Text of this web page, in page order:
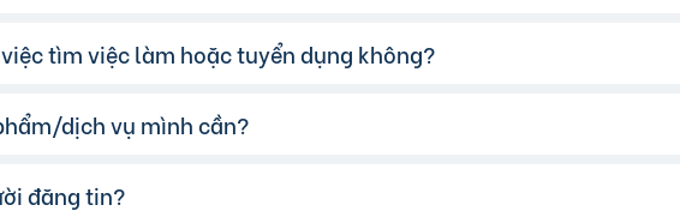
đăng tin miễn phí cơ bản cho tất cả người dùng. Tuy nhiên, để tăng
tìm việc làm hoặc tuyển dụng không?
của chúng tôi hỗ trợ đăng tin tuyển dụng và tìm việc làm. Bạn chỉ
dịch vụ mình cần?
cụ tìm kiếm trên website, nhập từ khóa liên quan đến sản phẩm/
đăng tin?